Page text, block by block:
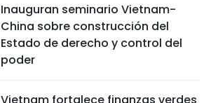
Inauguran seminario Vietnam-
China sobre construcción del
Estado de derecho y control del
poder
Vietnam fortalece finanzas verdes